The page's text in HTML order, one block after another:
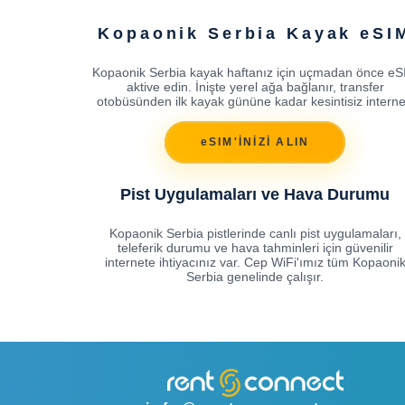
Kopaonik Serbia Kayak
Kopaonik Serbia kayak haftanız için uçmadan önce
aktive edin. İnişte yerel ağa bağlanır, transfer
otobüsünden ilk kayak gününe kadar kesintisiz
eSIM'İNİZİ ALIN
Pist Uygulamaları ve Hava Durumu
Kopaonik Serbia pistlerinde canlı pist uygulamaları,
teleferik durumu ve hava tahminleri için güvenilir
internete ihtiyacınız var. Cep WiFi'ımız tüm Kopaonik
Serbia genelinde çalışır.